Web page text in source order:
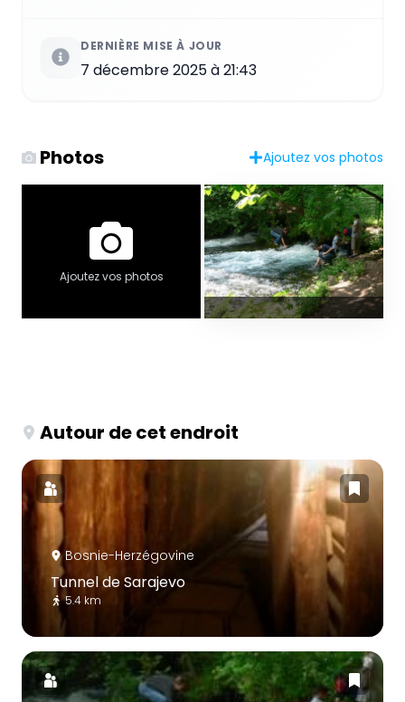
DERNIÈRE MISE À JOUR
7 décembre 2025 à 21:43
Photos Ajoutez vos photos
Ajoutez vos photos
Autour de cet endroit
Bosnie-Herzégovine
Tunnel de Sarajevo
5.4 km